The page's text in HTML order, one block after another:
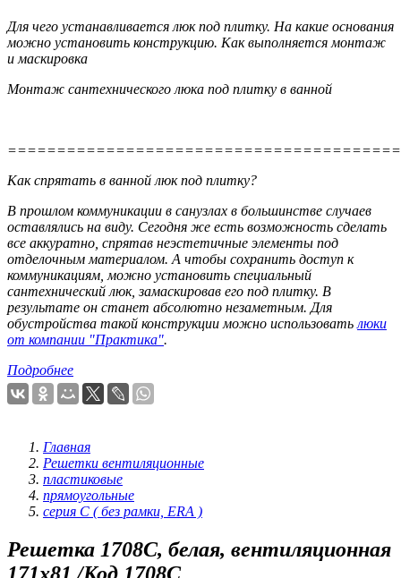
Для чего устанавливается люк под плитку. На какие основания
можно установить конструкцию. Как выполняется монтаж
и маскировка
Монтаж сантехнического люка под плитку в ванной
Как спрятать в ванной люк под плитку?
В прошлом коммуникации в санузлах в большинстве случаев
оставлялись на виду. Сегодня же есть возможность сделать
все аккуратно, спрятав неэстетичные элементы под
отделочным материалом. А чтобы сохранить доступ к
коммуникациям, можно установить специальный
сантехнический люк, замаскировав его под плитку. В
результате он станет абсолютно незаметным. Для
обустройства такой конструкции можно использовать люки
от компании "Практика".
Подробнее
Главная
Решетки вентиляционные
пластиковые
прямоугольные
серия С ( без рамки, ERA )
Решетка 1708С, белая, вентиляционная